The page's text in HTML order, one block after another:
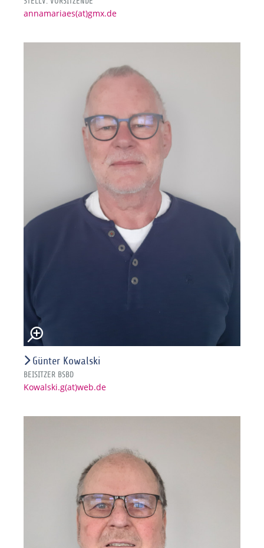
annamariaes(at)gmx.de
Günter Kowalski
BEISITZER BSBD
Kowalski.g(at)web.de